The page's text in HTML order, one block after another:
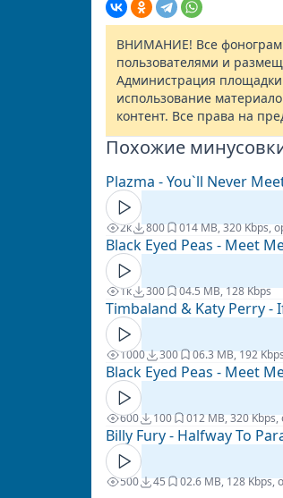
ВНИМАНИЕ! Все
пользователями и
Администрация площадки
использование
контент. Все права на
Похожие
Plazma - You`ll Never
2к 800 014 MB, 320 Kbps,
Black Eyed Peas - Meet
1к 300 04.5 MB, 128 Kbps
Timbaland & Katy Perry -
1000 300 06.3 MB, 192
Black Eyed Peas - Meet
600 100 012 MB, 320 Kbps,
Billy Fury - Halfway To
500 45 02.6 MB, 128 Kbps,